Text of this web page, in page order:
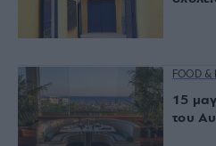
FOOD &
15
του